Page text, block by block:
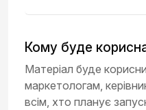
Кому буде
Матеріал буде
маркетологам,
всім, хто планує